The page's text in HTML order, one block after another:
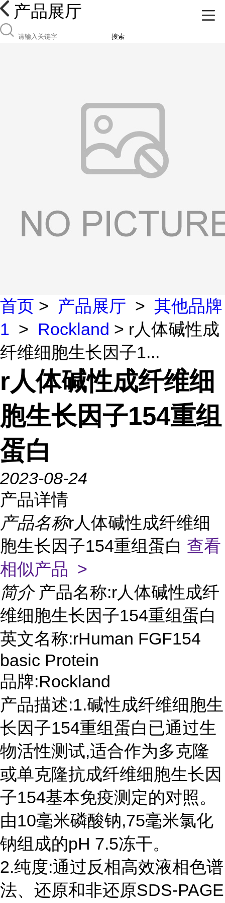
产品展厅
搜索
首页 > 产品展厅 > 其他品牌
1 > Rockland > r人体碱性成
纤维细胞生长因子1...
r人体碱性成纤维细
胞生长因子154重组
蛋白
2023-08-24
产品详情
产品名称r人体碱性成纤维细
胞生长因子154重组蛋白 查看
相似产品 >
简介 产品名称:r人体碱性成纤
维细胞生长因子154重组蛋白
英文名称:rHuman FGF154
basic Protein
品牌:Rockland
产品描述:1.碱性成纤维细胞生
长因子154重组蛋白已通过生
物活性测试,适合作为多克隆
或单克隆抗成纤维细胞生长因
子154基本免疫测定的对照。
由10毫米磷酸钠,75毫米氯化
钠组成的pH 7.5冻干。
2.纯度:通过反相高效液相色谱
法、还原和非还原SDS-PAGE